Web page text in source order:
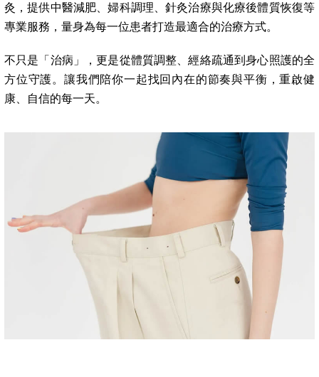
灸，提供中醫減肥、婦科調理、針灸治療與化療後體質恢復等
專業服務，量身為每一位患者打造最適合的治療方式。
不只是「治病」，更是從體質調整、經絡疏通到身心照護的全
方位守護。讓我們陪你一起找回內在的節奏與平衡，重啟健
康、自信的每一天。